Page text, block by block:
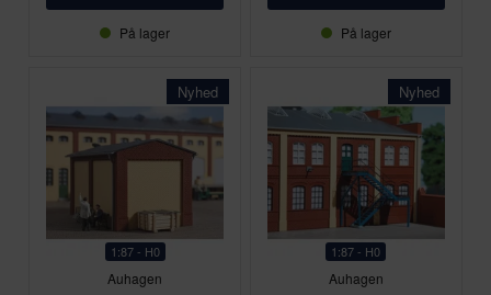
På lager På lager
Nyhed
1:87 - H0
Auhagen
Nyhed
1:87 - H0
Auhagen